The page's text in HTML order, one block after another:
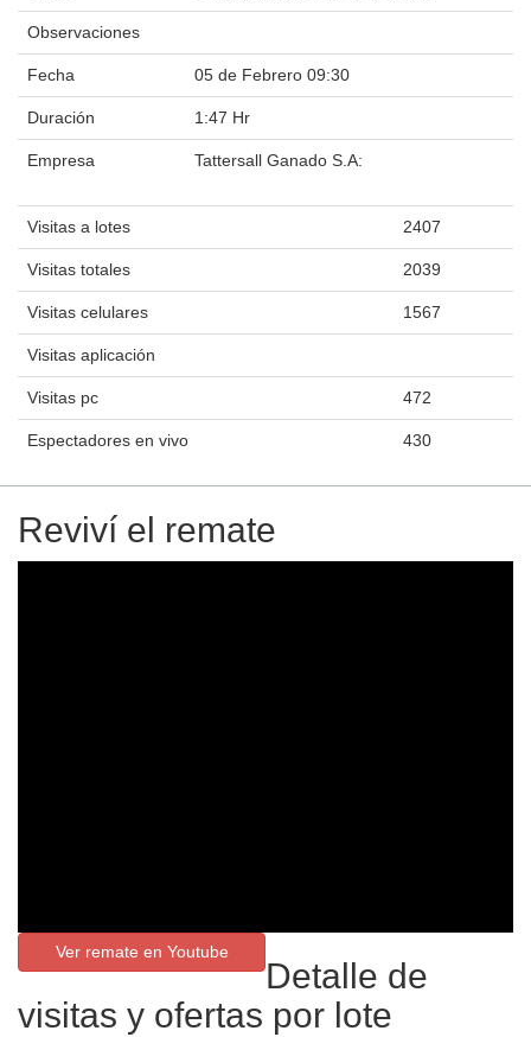
Observaciones
Fecha 05 de Febrero 09:30
Duración 1:47 Hr
Empresa Tattersall Ganado S.A:
Visitas a lotes 2407
Visitas totales 2039
Visitas celulares 1567
Visitas aplicación
Visitas pc 472
Espectadores en vivo 430
Reviví el remate
Ver remate en Youtube
Detalle de
visitas y ofertas por lote